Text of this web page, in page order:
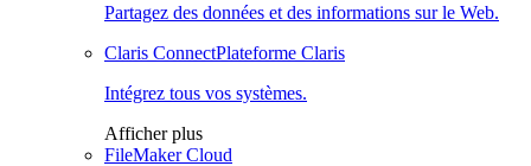
Partagez des données et des informations sur le Web.
Claris ConnectPlateforme Claris
Intégrez tous vos systèmes.
Afficher plus
FileMaker Cloud